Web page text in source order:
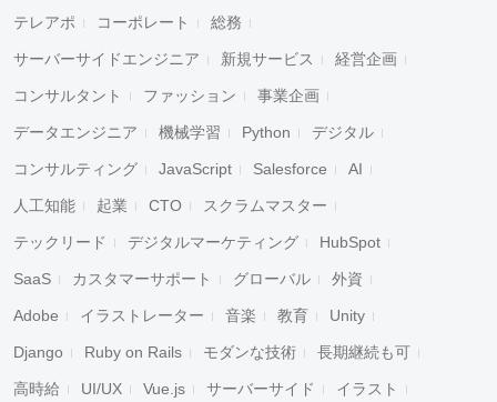
テレアポ コーポレート 総務
サーバーサイドエンジニア 新規サービス 経営企画
コンサルタント ファッション 事業企画
データエンジニア 機械学習 Python デジタル
コンサルティング JavaScript Salesforce AI
人工知能 起業 CTO スクラムマスター
テックリード デジタルマーケティング HubSpot
SaaS カスタマーサポート グローバル 外資
Adobe イラストレーター 音楽 教育 Unity
Django Ruby on Rails モダンな技術 長期継続も可
高時給 UI/UX Vue.js サーバーサイド イラスト